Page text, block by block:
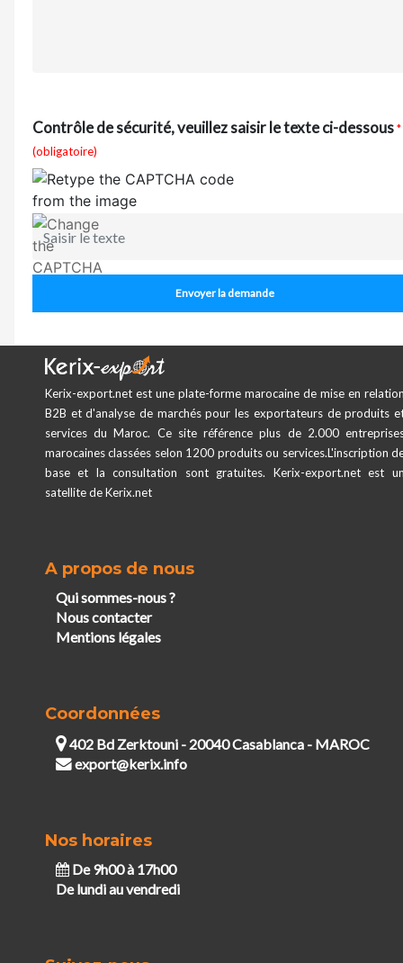
Contrôle de sécurité, veuillez saisir le texte ci-dessous*
(obligatoire)
Envoyer la demande
Kerix-export.net est une plate-forme marocaine de mise en
B2B et d'analyse de marchés pour les exportateurs de produits
services du Maroc. Ce site référence plus de 2.000
marocaines classées selon 1200 produits ou services.L'inscription
base et la consultation sont gratuites. Kerix-export.net est
satellite de Kerix.net
A propos de nous
Qui sommes-nous ?
Nous contacter
Mentions légales
Coordonnées
402 Bd Zerktouni - 20040 Casablanca - MAROC
export@kerix.info
Nos horaires
De 9h00 à 17h00
De lundi au vendredi